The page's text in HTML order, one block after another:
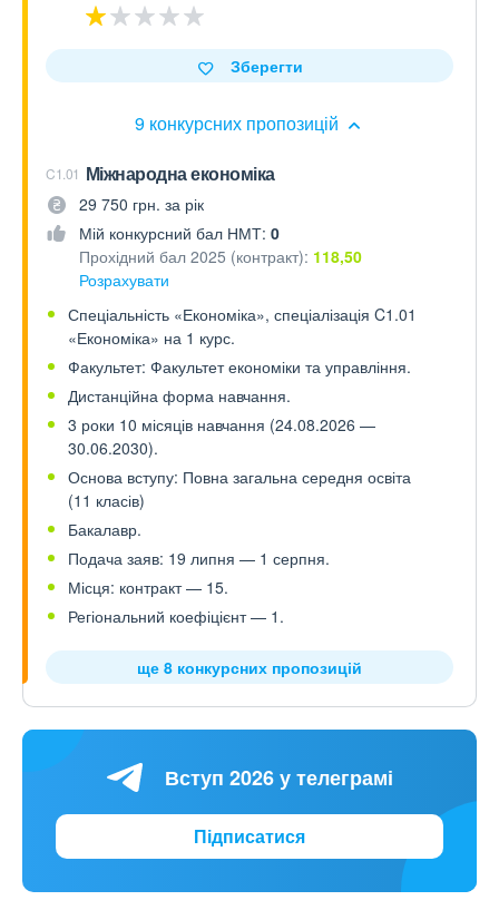
9 конкурсних пропозицій
Зберегти
C1.01 Міжнародна економіка
29 750 грн. за рік
Мій конкурсний бал НМТ: 0
Прохідний бал 2025 (контракт): 118,50
Розрахувати
Спеціальність «Економіка», спеціалізація C1.01
«Економіка» на 1 курс.
Факультет: Факультет економіки та управління.
Дистанційна форма навчання.
3 роки 10 місяців навчання (24.08.2026 —
30.06.2030).
Основа вступу: Повна загальна середня освіта
(11 класів)
Бакалавр.
Подача заяв: 19 липня — 1 серпня.
Місця: контракт — 15.
Регіональний коефіцієнт — 1.
ще 8 конкурсних пропозицій
Вступ 2026 у телеграмі
Підписатися